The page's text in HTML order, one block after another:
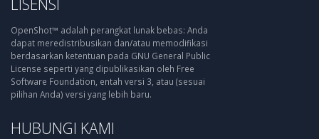
OpenShot™ adalah perangkat lunak bebas: Anda
dapat meredistribusikan dan/atau memodifikasi
berdasarkan ketentuan pada GNU General Public
License seperti yang dipublikasikan oleh Free
Software Foundation, entah versi 3, atau (sesuai
pilihan Anda) versi yang lebih baru.
HUBUNGI KAMI